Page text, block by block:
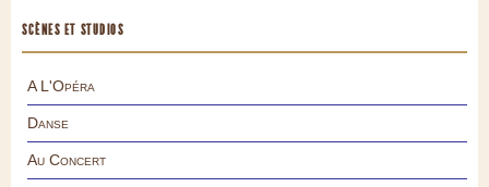
SCÈNES ET STUDIOS
A L'Opéra
Danse
Au Concert